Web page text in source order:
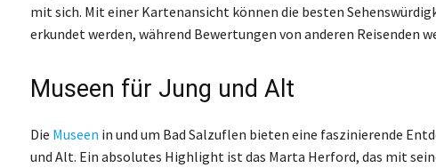
mit sich. Mit einer Kartenansicht können die besten
erkundet werden, während Bewertungen von anderen Reisenden
Museen für Jung und Alt
Die Museen in und um Bad Salzuflen bieten eine faszinierende
und Alt. Ein absolutes Highlight ist das Marta Herford, das mit